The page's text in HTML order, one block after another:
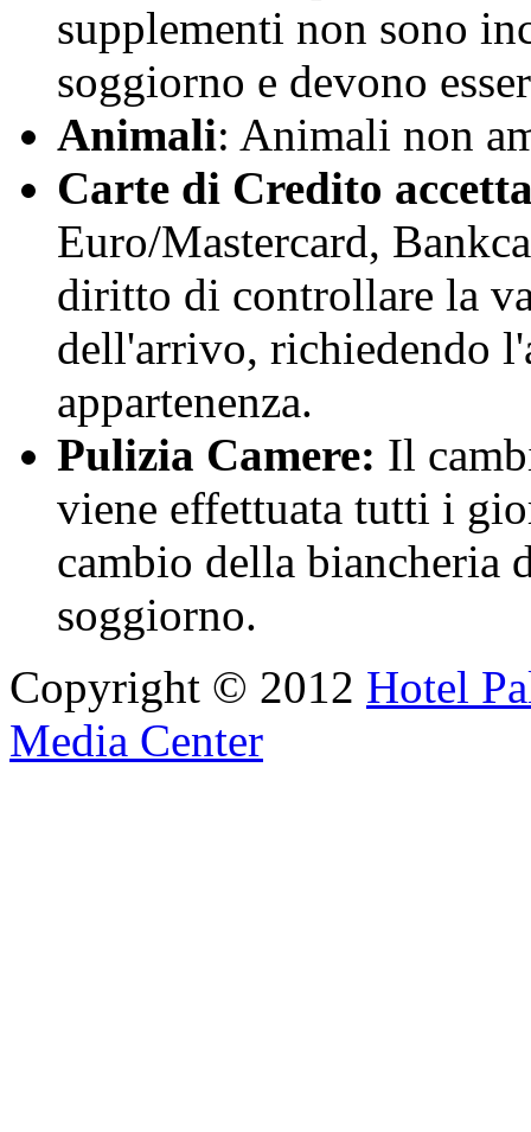
supplementi non sono
soggiorno e devono
Animali: Animali non
Carte di Credito
Euro/Mastercard,
diritto di controllare la
dell'arrivo, richiedendo
appartenenza.
Pulizia Camere: Il
viene effettuata tutti i
cambio della biancheria
soggiorno.
Copyright © 2012 Hotel
Media Center